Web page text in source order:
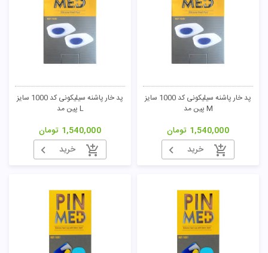
پد خار پاشنه سیلیکونی کد 1000 سایز
M پین مد
1,540,000 تومان
خرید
پد خار پاشنه سیلیکونی کد 1000 سایز
L پین مد
1,540,000 تومان
خرید